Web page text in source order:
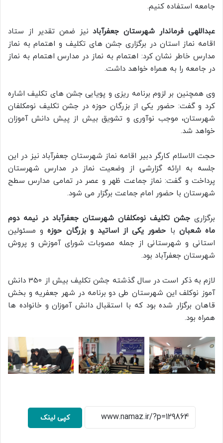
جامعه استفاده کنیم.
عبداللهی فرماندار شهرستان جعفرآبادنیز ضمن تقدیر از ستاد
اقامه نماز استان در برگزاری جشن های تکلیف و اهتمام به نماز
مدارس خاطر نشان کرد: اهتمام به نماز در مدارس اهتمام به نماز
در جامعه را به همراه خواهد داشت.
وی همچنین بر لزوم برنامه ریزی و پویایی جشن های تکلیف اشاره
کرد و گفت: حضور یکی از بزرگان حوزه در جشن تکلیف نومکلفان
شهرستان، موجب نوآوری و تشویق بیش از پیش دانش آموزان
خواهد شد.
حجت الاسلام کارگر دبیر اقامه نماز شهرستان جعفرآباد نیز در این
جلسه به ارائه گزارشی از وضعیت نماز در مدارس شهرستان
پرداخت و گفت: نماز جماعت ظهر و عصر در تمامی مدارس سطح
شهرستان با حضور امام جماعت برگزار می شود.
برگزاری جشن تکلیف نومکلفان شهرستان جعفرآباد در نیمه دوم
ماه شعبان با حضور یکی از اساتید و بزرگان حوزهو مسئولین
استانی و شهرستانی از جمله مصوبات شورای آموزش و پروش
شهرستان جعفرآباد بود.
لازم به ذکر است در سال گذشته جشن تکلیف بیش از 350 دانش
آموز نوکلف این شهرستان طی دو برنامه در شهر جعفریه و بخش
قاهان برگزار شده بود که با استقبال دانش آموزان و خانواده ها
همراه بود.
کپی لینک